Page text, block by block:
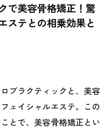
で美容骨格矯正！驚
ステとの相乗効果と
プラクティックと、美容
ェイシャルエステ。この
とで、美容骨格矯正とい